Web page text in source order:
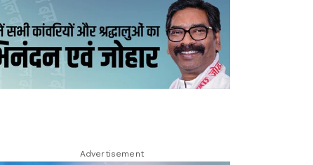
Advertisement